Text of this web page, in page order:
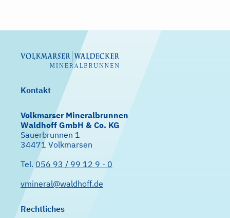
Kontakt
Volkmarser Mineralbrunnen
Waldhoff GmbH & Co. KG
Sauerbrunnen 1
34471 Volkmarsen
Tel.056 93 / 99 12 9 - 0
vmineral@waldhoff.de
Rechtliches